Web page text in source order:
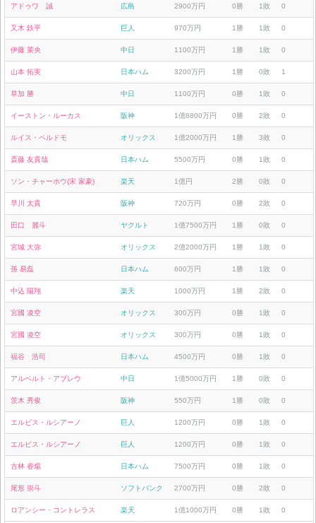
アドゥワ 誠 広島 2900万円 0勝 1敗 0
又木 鉄平 巨人 970万円 1勝 1敗 0
伊藤 茉央 中日 1100万円 1勝 1敗 0
山本 拓実 日本ハム 3200万円 1勝 0敗 1
草加 勝 中日 1100万円 0勝 1敗 0
イーストン・ルーカス 阪神 1億8800万円 0勝 2敗 0
ルイス・ペルドモ オリックス 1億2000万円 1勝 3敗 0
斎藤 友貴哉 日本ハム 5500万円 0勝 1敗 0
ソン・チャーホウ(宋 家豪) 楽天 1億円 2勝 0敗 0
早川 太貴 阪神 720万円 0勝 2敗 0
田口 麗斗 ヤクルト 1億7500万円 1勝 0敗 0
宮城 大弥 オリックス 2億2000万円 1勝 1敗 0
孫 易磊 日本ハム 600万円 1勝 1敗 0
中込 陽翔 楽天 1000万円 1勝 2敗 0
宮國 凌空 オリックス 300万円 0勝 1敗 0
宮國 凌空 オリックス 300万円 0勝 1敗 0
福谷 浩司 日本ハム 4500万円 0勝 1敗 0
アルベルト・アブレウ 中日 1億5000万円 1勝 0敗 0
茨木 秀俊 阪神 550万円 1勝 0敗 0
エルビス・ルシアーノ 巨人 1200万円 0勝 1敗 0
エルビス・ルシアーノ 巨人 1200万円 0勝 1敗 0
古林 睿煬 日本ハム 7500万円 0勝 1敗 0
尾形 崇斗 ソフトバンク 2700万円 0勝 2敗 0
ロアンシー・コントレラス 楽天 1億1000万円 0勝 1敗 0